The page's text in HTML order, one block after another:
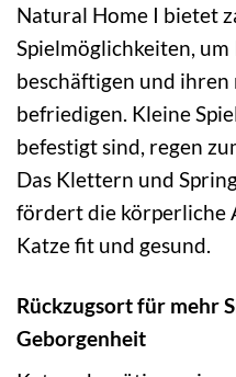
Natural Home I bietet
Spielmöglichkeiten, um
beschäftigen und
befriedigen. Kleine
befestigt sind, regen
Das Klettern und
fördert die körperliche
Katze fit und gesund.
Rückzugsort für mehr
Geborgenheit